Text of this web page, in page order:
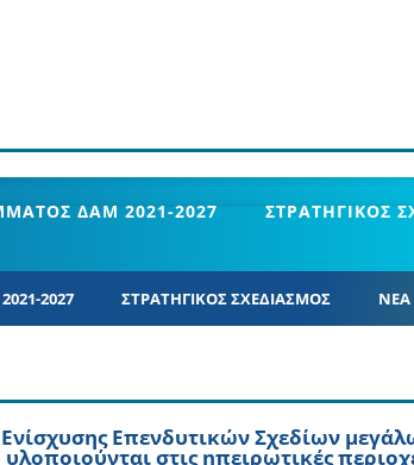
ΔΑΜ 2021-2027 ΣΤΡΑΤΗΓΙΚΟΣ
2027 ΣΤΡΑΤΗΓΙΚΟΣ ΣΧΕΔΙΑΣΜΟΣ ΝΕΑ
Επενδυτικών Σχεδίων
στις ηπειρωτικές